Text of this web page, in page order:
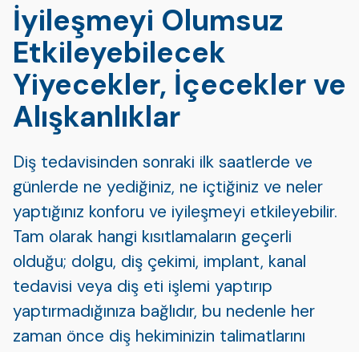
İyileşmeyi Olumsuz
Etkileyebilecek
Yiyecekler, İçecekler ve
Alışkanlıklar
Diş tedavisinden sonraki ilk saatlerde ve
günlerde ne yediğiniz, ne içtiğiniz ve neler
yaptığınız konforu ve iyileşmeyi etkileyebilir.
Tam olarak hangi kısıtlamaların geçerli
olduğu; dolgu, diş çekimi, implant, kanal
tedavisi veya diş eti işlemi yaptırıp
yaptırmadığınıza bağlıdır, bu nedenle her
zaman önce diş hekiminizin talimatlarını